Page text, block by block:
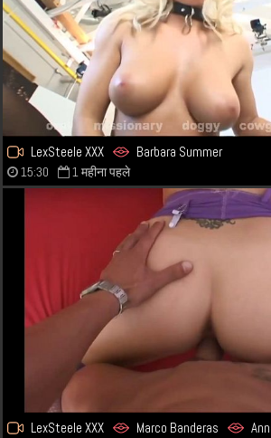
LexSteele XXX Barbara Summer
15:30 1 महीना पहले
LexSteele XXX Marco Banderas